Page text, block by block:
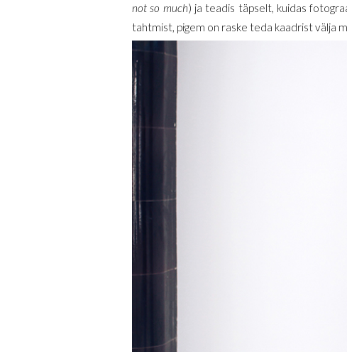
not so much) ja teadis täpselt, kuidas
tahtmist, pigem on raske teda kaadrist välja